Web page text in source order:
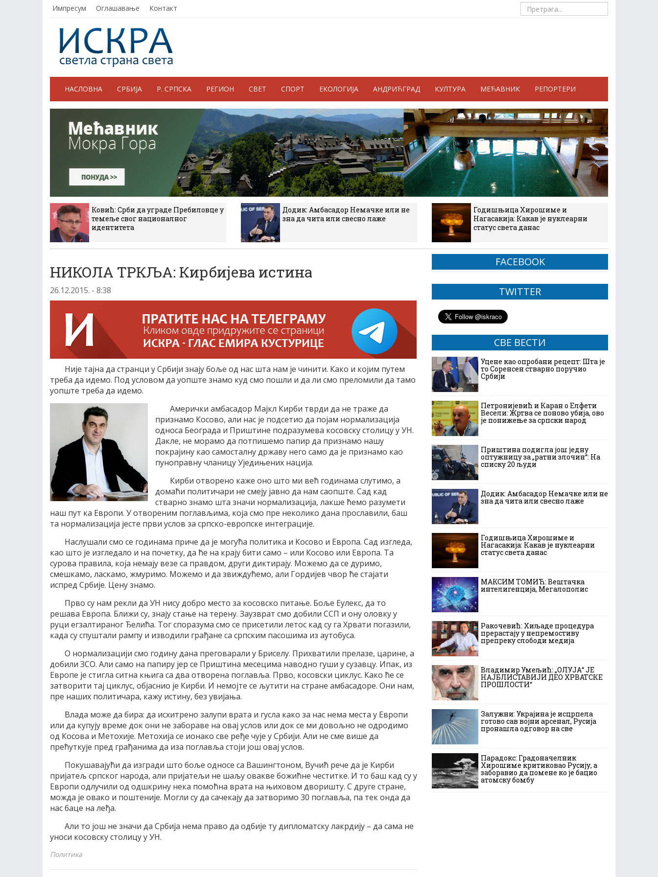
Импресум Оглашавање Контакт
НАСЛОВНА СРБИЈА Р. СРПСКА РЕГИОН СВЕТ СПОРТ ЕКОЛОГИЈА АНДРИЋГРАД КУЛТУРА МЕЋАВНИК РЕПОРТЕРИ
Ковић: Срби да уграде Пребиловце у
темеље свог националног
идентитета
Додик: Амбасадор Немачке или не
зна да чита или свесно лаже
Годишњица Хирошиме и
Нагасакија: Какав је нуклеарни
статус света данас
НИКОЛА ТРКЉА: Кирбијева истина
26.12.2015. - 8:38
Није тајна да странци у Србији знају боље од нас шта нам је чинити. Како и којим путем
треба да идемо. Под условом да уопште знамо куд смо пошли и да ли смо преломили да тамо
уопште треба да идемо.
Амерички амбасадор Мајкл Кирби тврди да не траже да
признамо Косово, али нас је подсетио да појам нормализација
односа Београда и Приштине подразумева косовску столицу у УН.
Дакле, не морамо да потпишемо папир да признамо нашу
покрајину као самосталну државу него само да је признамо као
пуноправну чланицу Уједињених нација.
Кирби отворено каже оно што ми већ годинама слутимо, а
домаћи политичари не смеју јавно да нам саопште. Сад кад
стварно знамо шта значи нормализација, лакше ћемо разумети
наш пут ка Европи. У отвореним поглављима, која смо пре неколико дана прославили, баш
та нормализација јесте први услов за српско-европске интеграције.
Наслушали смо се годинама приче да је могућа политика и Косово и Европа. Сад изгледа,
као што је изгледало и на почетку, да ће на крају бити само – или Косово или Европа. Та
сурова правила, која немају везе са правдом, други диктирају. Можемо да се дуримо,
смешкамо, ласкамо, жмуримо. Можемо и да звиждућемо, али Гордијев чвор ће стајати
испред Србије. Цену знамо.
Прво су нам рекли да УН нису добро место за косовско питање. Боље Еулекс, да то
решава Европа. Ближи су, знају стање на терену. Заузврат смо добили ССП и ону оловку у
руци егзалтираног Ђелића. Тог споразума смо се присетили летос кад су га Хрвати погазили,
када су спуштали рампу и изводили грађане са српским пасошима из аутобуса.
О нормализацији смо годину дана преговарали у Бриселу. Прихватили прелазе, царине, а
добили ЗСО. Али само на папиру јер се Приштина месецима наводно гуши у сузавцу. Ипак, из
Европе је стигла ситна књига са два отворена поглавља. Прво, косовски циклус. Како ће се
затворити тај циклус, објаснио је Кирби. И немојте се љутити на стране амбасадоре. Они нам,
пре наших политичара, кажу истину, без увијања.
Влада може да бира: да исхитрено залупи врата и гусла како за нас нема места у Европи
или да купују време док они не забораве на овај услов или док се ми довољно не одродимо
од Косова и Метохије. Метохија се ионако све ређе чује у Србији. Али не сме више да
прећуткује пред грађанима да иза поглавља стоји још овај услов.
Покушавајући да изгради што боље односе са Вашингтоном, Вучић рече да је Кирби
пријатељ српског народа, али пријатељи не шаљу овакве божићне честитке. И то баш кад су у
Европи одлучили од одшкрину нека помоћна врата на њиховом дворишту. С друге стране,
можда је овако и поштеније. Могли су да сачекају да затворимо 30 поглавља, па тек онда да
нас баце на леђа.
Али то још не значи да Србија нема право да одбије ту дипломатску лакрдију – да сама не
уноси косовску столицу у УН.
Политика
FACEBOOK
TWITTER
СВЕ ВЕСТИ
Уцене као опробани рецепт: Шта је
то Соренсен стварно поручио
Србији
Петронијевић и Каран о Елфети
Весели: Жртва се поново убија, ово
је понижење за српски народ
Приштина подигла још једну
оптужницу за „ратни злочин“: На
списку 20 људи
Додик: Амбасадор Немачке или не
зна да чита или свесно лаже
Годишњица Хирошиме и
Нагасакија: Какав је нуклеарни
статус света данас
МАКСИМ ТОМИЋ: Вештачка
интелигенција, Мегалополис
Ракочевић: Хиљаде процедура
прерастају у непремостиву
препреку слободи медија
Владимир Умељић: „ОЛУЈА“ ЈЕ
НАЈБЛИСТАВИЈИ ДЕО ХРВАТСКЕ
ПРОШЛОСТИ“
Залужни: Украјина је исцрпела
готово сав војни арсенал, Русија
пронашла одговор на све
Парадокс: Градоначелник
Хирошиме критиковао Русију, а
заборавио да помене ко је бацио
атомску бомбу